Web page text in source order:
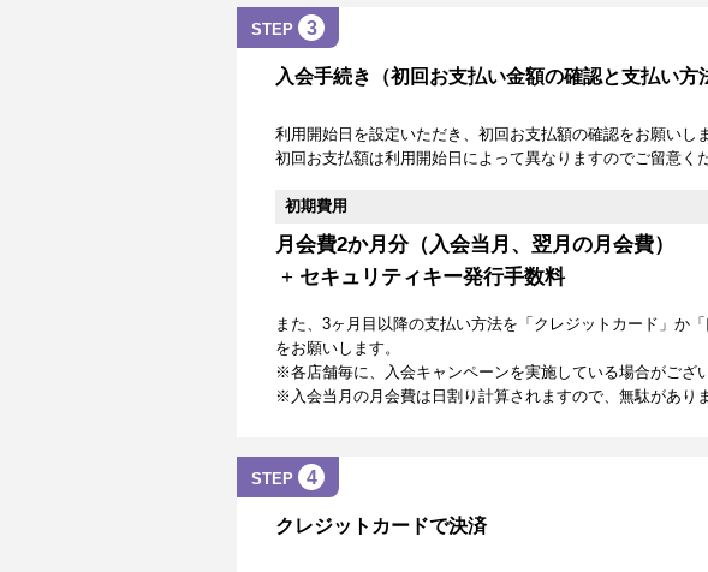
STEP 3
入会手続き（初回お支払い金額の確認と支払い方
利用開始日を設定いただき、初回お支払額の確認をお願いしま
初回お支払額は利用開始日によって異なりますのでご留意く
初期費用
月会費2か月分（入会当月、翌月の月会費）
+ セキュリティキー発行手数料
また、3ヶ月目以降の支払い方法を「クレジットカード」か
をお願いします。
※各店舗毎に、入会キャンペーンを実施している場合がござい
※入会当月の月会費は日割り計算されますので、無駄がありま
STEP 4
クレジットカードで決済